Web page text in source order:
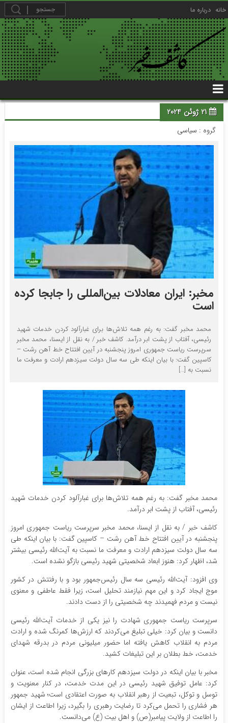
خانه درباره ما
21 ژوئن 2024
گروه : سیاسی
مخبر: ایران معادلات بین‌المللی را جابجا کرده
است
محمد مخبر گفت: به رغم همه تلاش‌ها برای غبارآلود کردن خدمات شهید
رئیسی، آفتاب از پشت ابر درآمد. کاشف خبر / به نقل از ایسنا، محمد مخبر
سرپرست ریاست جمهوری امروز پنجشنبه در آیین افتتاح خط آهن رشت –
کاسپین گفت: با بیان اینکه طی سه سال دولت سیزدهم ارادت و معرفت ما
نسبت به […]
محمد مخبر گفت: به رغم همه تلاش‌ها برای غبارآلود کردن خدمات شهید
رئیسی، آفتاب از پشت ابر درآمد.
کاشف خبر / به نقل از ایسنا، محمد مخبر سرپرست ریاست جمهوری امروز
پنجشنبه در آیین افتتاح خط آهن رشت – کاسپین گفت: با بیان اینکه طی
سه سال دولت سیزدهم ارادت و معرفت ما نسبت به آیت‌الله رئیسی بیشتر
شد، اظهار کرد: هنوز ابعاد شخصیتی شهید رئیسی بازگو نشده است.
وی افزود: آیت‌الله رئیسی سه سال رئیس‌جمهور بود و با رفتتش در کشور
موج ایجاد کرد و این مهم نیازمند تحلیل است، زیرا فقط عاطفی و معنوی
نیست و مردم فهمیدند چه شخصیتی را از دست دادند.
سرپرست ریاست جمهوری شهادت را نیز یکی از خدمات آیت‌الله رئیسی
دانست و بیان کرد: خیلی تبلیغ می‌کردند که ارزش‌ها کمرنگ شده و ارادت
مردم به انقلاب کاهش یافته اما حضور میلیونی مردم در بدرقه شهدای
خدمت، خط بطلان بر این تبلیغات کشید.
مخبر با بیان اینکه در دولت سیزدهم کارهای بزرگی انجام شده است، عنوان
کرد: عامل توفیق شهید رئیسی در این مدت خدمت، در کنار معنویت و
توسل و توکل، تبعیت از رهبر انقلاب به صورت اعتقادی است؛ شهید جمهور
هر فشاری را تحمل می‌کرد تا رضایت رهبری را بگیرد، زیرا اطاعت از ایشان
را اطاعت از ولایت پیامبر(ص) و اهل بیت (ع) می‌دانست.